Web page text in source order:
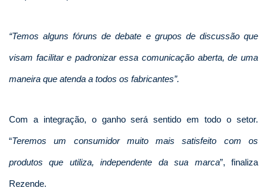
“Temos alguns fóruns de debate e grupos de discussão que
visam facilitar e padronizar essa comunicação aberta, de uma
maneira que atenda a todos os fabricantes”.
Com a integração, o ganho será sentido em todo o setor.
“Teremos um consumidor muito mais satisfeito com os
produtos que utiliza, independente da sua marca”, finaliza
Rezende.